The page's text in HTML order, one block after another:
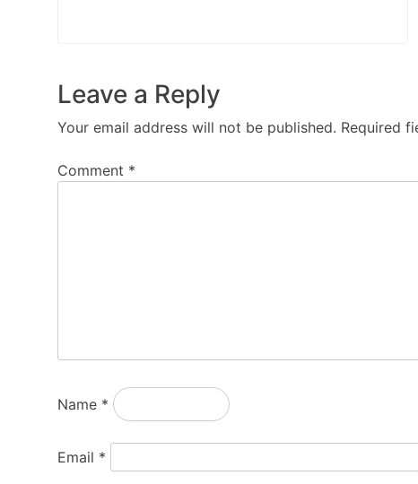
Leave a Reply
Your email address will not be published. Required
Comment *
Name *
Email *